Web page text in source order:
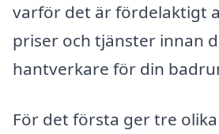
varför det är fördelaktigt
priser och tjänster innan
hantverkare för din
För det första ger tre